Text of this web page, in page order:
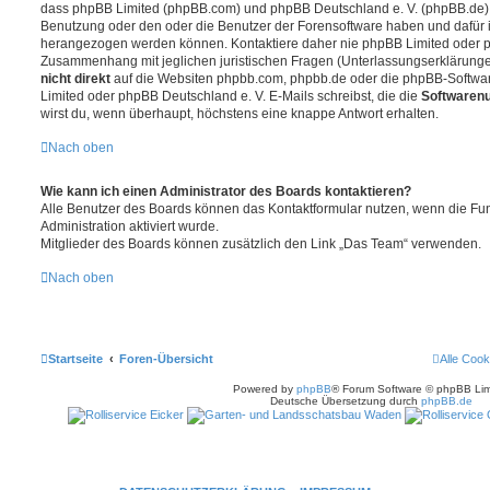
dass phpBB Limited (phpBB.com) und phpBB Deutschland e. V.
Benutzung oder den oder die Benutzer der Forensoftware haben und
herangezogen werden können. Kontaktiere daher nie phpBB Limited oder
Zusammenhang mit jeglichen juristischen Fragen
nicht direkt auf die Websiten phpbb.com, phpbb.de oder die phpBB-
Limited oder phpBB Deutschland e. V. E-Mails schreibst, die die
wirst du, wenn überhaupt, höchstens eine knappe Antwort erhalten.
Nach oben
Wie kann ich einen Administrator des Boards kontaktieren?
Alle Benutzer des Boards können das Kontaktformular nutzen, wenn die
Administration aktiviert wurde.
Mitglieder des Boards können zusätzlich den Link „Das Team“ verwenden.
Nach oben
Startseite Foren-Übersicht Alle
Powered by phpBB® Forum Software © phpBB
Deutsche Übersetzung durch phpBB.de